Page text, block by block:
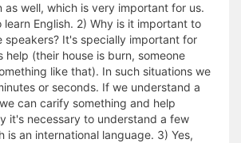
as well, which is very important for us.
English. 2) Why is it important to
speakers? It's specially important for
help (their house is burn, someone
like that). In such situations we
or seconds. If we understand a
can carify something and help
it's necessary to understand a few
is an international language. 3) Yes,